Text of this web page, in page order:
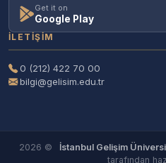
Get it on
Google Play
İLETIŞIM
0 (212) 422 70 00
bilgi@gelisim.edu.tr
2026 ©
İstanbul Gelişim
tarafından